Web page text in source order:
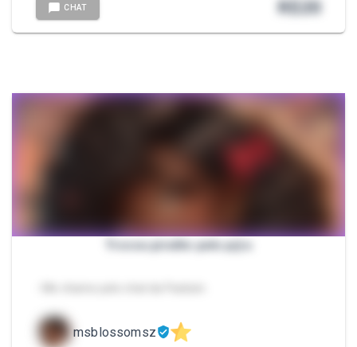
CHAT R$20
Trocou pirulito pelo p@u
msblossomsz